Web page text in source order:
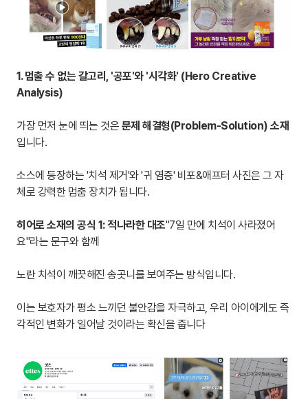
1. 멈출 수 없는 갈고리, '공포'와 '시각화' (Hero Creative
Analysis)
가장 먼저 눈에 띄는 것은 문제 해결형(Problem-Solution) 소재
입니다.
소스에 등장하는 '치석 제거'와 '귀 염증' 비포&애프터 사진은 그 자
체로 강력한 멈춤 장치가 됩니다.
히어로 소재의 공식 1: 적나라한 대조"7일 만에 치석이 사라졌어
요"라는 문구와 함께
노란 치석이 깨끗해진 송곳니를 보여주는 방식입니다.
이는 보호자가 평소 느끼던 불안감을 자극하고, 우리 아이에게도 즉
각적인 변화가 일어날 것이라는 확신을 줍니다